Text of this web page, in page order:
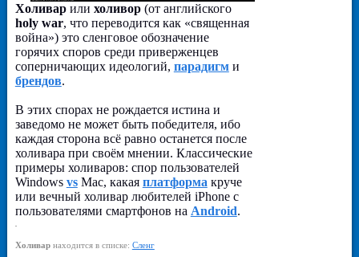
Холиварили холивор(от английского
holy war, что переводится как «священная
война») это сленговое обозначение
горячих споров среди приверженцев
соперничающих идеологий, парадигми
брендов.
В этих спорах не рождается истина и
заведомо не может быть победителя, ибо
каждая сторона всё равно останется после
холивара при своём мнении. Классические
примеры холиваров: спор пользователей
Windows vsMac, какая платформа круче
или вечный холивар любителей iPhone с
пользователями смартфонов на Android.
-
Холиварнаходится в списке: Сленг